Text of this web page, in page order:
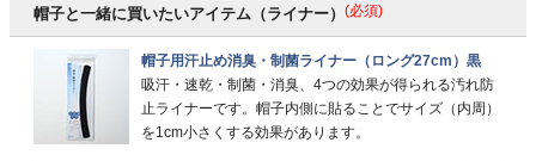
帽子と一緒に買いたいアイテム（ライナー） (必須)
帽子用汗止め消臭・制菌ライナー（ロング27cm）黒
吸汗・速乾・制菌・消臭、4つの効果が得られる汚れ防
止ライナーです。帽子内側に貼ることでサイズ（内周）
を1cm小さくする効果があります。